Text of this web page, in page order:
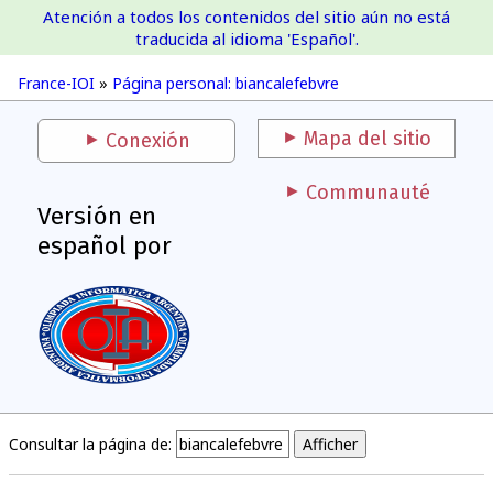
France-IOI
France-IOI » Página personal: biancalefebvre
Atención a todos los contenidos del sitio aún no está
traducida al idioma 'Español'.
Conexión Mapa del sitio
Versión en
español por
Communauté
Consultar la página de: